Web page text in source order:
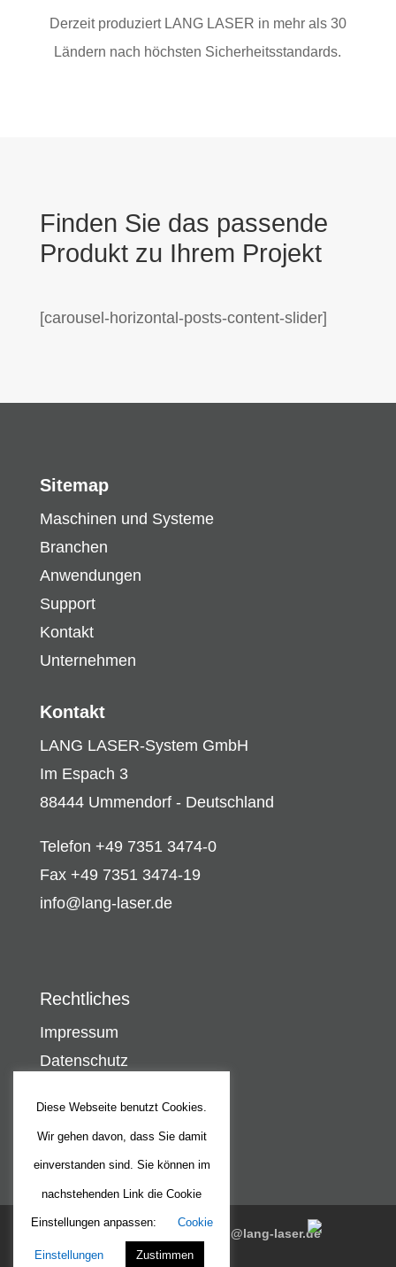
Derzeit produziert LANG LASER in mehr als 30
Ländern nach höchsten Sicherheitsstandards.
Finden Sie das passende
Produkt zu Ihrem Projekt
[carousel-horizontal-posts-content-slider]
Sitemap
Maschinen und Systeme
Branchen
Anwendungen
Support
Kontakt
Unternehmen
Kontakt
LANG LASER-System GmbH
Im Espach 3
88444 Ummendorf - Deutschland
Telefon +49 7351 3474-0
Fax +49 7351 3474-19
info@lang-laser.de
Rechtliches
Impressum
Datenschutz
+49 7351 3474-0 info@lang-laser.de
Deutsch
Diese Webseite benutzt Cookies.
Wir gehen davon, dass Sie damit
einverstanden sind. Sie können im
nachstehenden Link die Cookie
Einstellungen anpassen: Cookie
Einstellungen Zustimmen